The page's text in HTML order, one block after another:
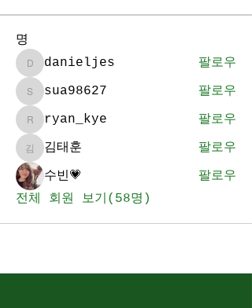
명
danieljes
danieljes 팔로우
sua98627
sua98627 팔로우
ryan_kye
ryan_kye 팔로우
김태훈김태훈
팔로우
수빈💗
팔로우
전체 회원 보기(58명)